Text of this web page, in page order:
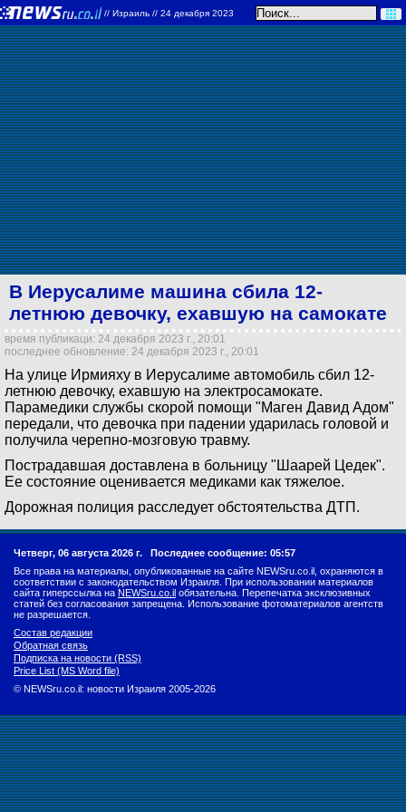
// Израиль // 24 декабря 2023
В Иерусалиме машина сбила 12-
летнюю девочку, ехавшую на самокате
время публикаци: 24 декабря 2023 г., 20:01
последнее обновление: 24 декабря 2023 г., 20:01
На улице Ирмияху в Иерусалиме автомобиль сбил 12-
летнюю девочку, ехавшую на электросамокате.
Парамедики службы скорой помощи "Маген Давид Адом"
передали, что девочка при падении ударилась головой и
получила черепно-мозговую травму.
Пострадавшая доставлена в больницу "Шаарей Цедек".
Ее состояние оценивается медиками как тяжелое.
Дорожная полиция расследует обстоятельства ДТП.
Четверг, 06 августа 2026 г. Последнее сообщение: 05:57
Все права на материалы, опубликованные на сайте NEWSru.co.il, охраняются в
соответствии с законодательством Израиля. При использовании материалов
сайта гиперссылка на NEWSru.co.il обязательна. Перепечатка эксклюзивных
статей без согласования запрещена. Использование фотоматериалов агентств
не разрешается.
Состав редакции
Обратная связь
Подписка на новости (RSS)
Price List (MS Word file)
© NEWSru.co.il: новости Израиля 2005-2026